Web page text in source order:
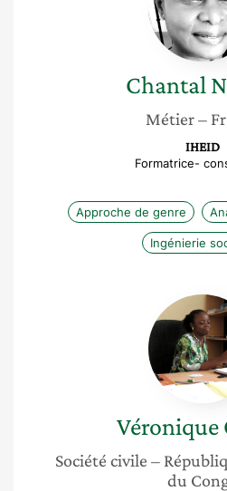
Chantal
Métier–
IHEID
Formatrice-
Approche de genre
Ingénierie
Véronique
Société civile –
du